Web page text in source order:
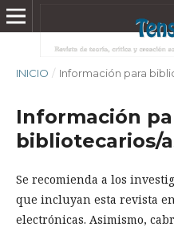
INICIO / Información para
Información
bibliotecarios/
Se recomienda a los
que incluyan esta revista
electrónicas. Asimismo,